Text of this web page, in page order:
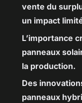
vente du
un impact
L’importance
panneaux
la production.
Des
panneaux